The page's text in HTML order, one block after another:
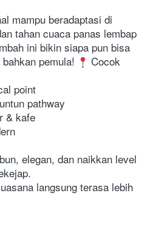
mampu beradaptasi di
tahan cuaca panas lembap
ini bikin siapa pun bisa
pemula!
Cocok
elegan, dan naikkan level